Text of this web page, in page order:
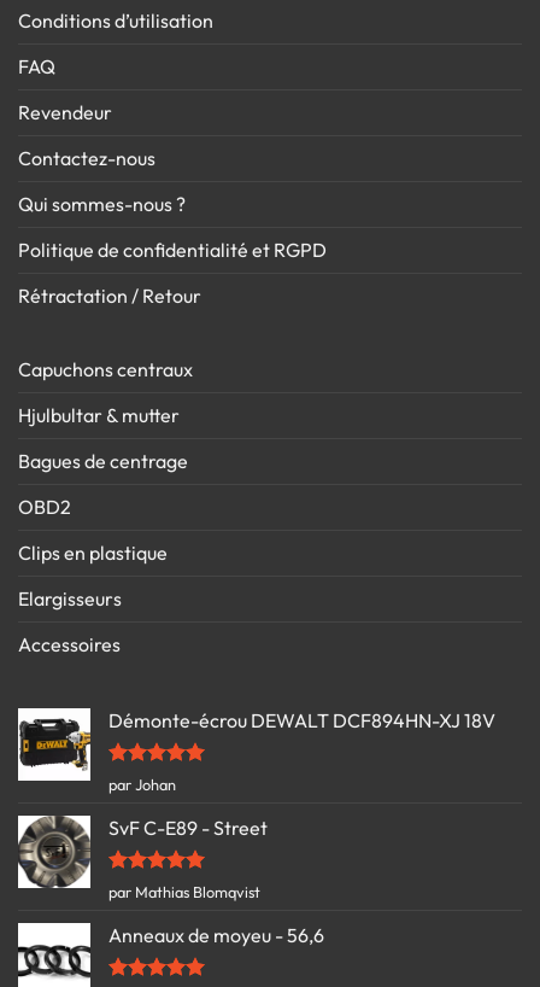
Conditions d’utilisation
FAQ
Revendeur
Contactez-nous
Qui sommes-nous ?
Politique de confidentialité et RGPD
Rétractation / Retour
Capuchons centraux
Hjulbultar & mutter
Bagues de centrage
OBD2
Clips en plastique
Elargisseurs
Accessoires
Démonte-écrou DEWALT DCF894HN-XJ 18V
Note5sur
5
par Johan
SvF C-E89 - Street
Note5sur
5
par Mathias Blomqvist
Anneaux de moyeu - 56,6